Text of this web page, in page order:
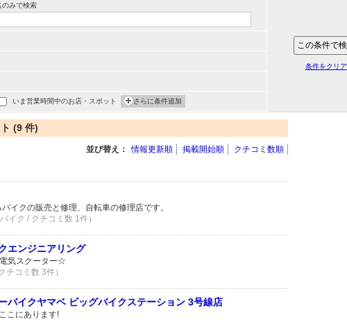
のみで検索
いま営業時間中のお店・スポット さらに条件追加
条件をクリア
(9 件)
並び替え： 情報更新順 掲載開始順 クチコミ数順
イクの販売と修理、自転車の修理店です。
イク / クチコミ数 1件）
エンジニアリング
気スクーター☆
チコミ数 3件）
バイクヤマベ ビッグバイクステーション 3号線店
こにあります!